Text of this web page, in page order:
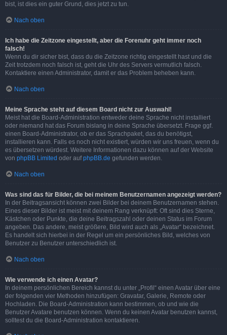
bist, ist dies ein guter Grund, dies jetzt zu tun.
Nach oben
Ich habe die Zeitzone eingestellt, aber die Forenuhr geht immer noch
falsch!
Wenn du dir sicher bist, dass du die Zeitzone richtig eingestellt hast und die
Zeit trotzdem noch falsch ist, geht die Uhr des Servers vermutlich falsch.
Kontaktiere einen Administrator, damit er das Problem beheben kann.
Nach oben
Meine Sprache steht auf diesem Board nicht zur Auswahl!
Meist hat die Board-Administration entweder deine Sprache nicht installiert
oder niemand hat das Forum bislang in deine Sprache übersetzt. Frage ggf.
einen Board-Administrator, ob er das Sprachpaket, das du benötigst,
installieren kann. Falls es noch nicht existiert, würden wir uns freuen, wenn du
es übersetzen würdest. Weitere Informationen dazu können auf der Website
von phpBB Limited oder aufphpBB.de gefunden werden.
Nach oben
Was sind das für Bilder, die bei meinem Benutzernamen angezeigt werden?
In der Beitragsansicht können zwei Bilder bei deinem Benutzernamen stehen.
Eines dieser Bilder ist meist mit deinem Rang verknüpft: Oft sind dies Sterne,
Kästchen oder Punkte, die deine Beitragszahl oder deinen Status im Forum
angeben. Das andere, meist größere, Bild wird auch als „Avatar“ bezeichnet.
Es handelt sich hierbei in der Regel um ein persönliches Bild, welches von
Benutzer zu Benutzer unterschiedlich ist.
Nach oben
Wie verwende ich einen Avatar?
In deinem persönlichen Bereich kannst du unter „Profil“ einen Avatar über eine
der folgenden vier Methoden hinzufügen: Gravatar, Galerie, Remote oder
Hochladen. Die Board-Administration kann bestimmen, ob und wie die
Benutzer Avatare benutzen können. Wenn du keinen Avatar benutzen kannst,
solltest du die Board-Administration kontaktieren.